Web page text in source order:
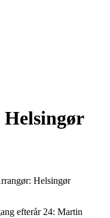
Helsingør
Helsingør
efterår 24: Martin